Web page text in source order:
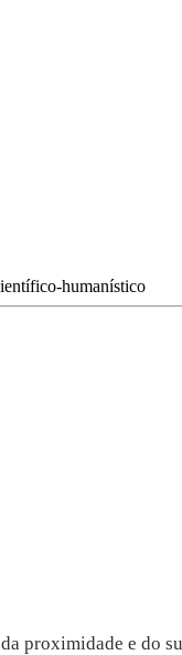
humanístico
proximidade e do